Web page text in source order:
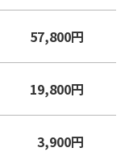
57,800円
19,800円
3,900円